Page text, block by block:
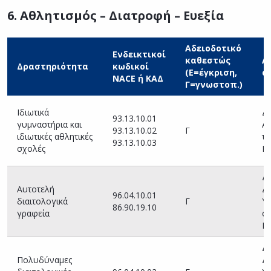
6. Αθλητισμός – Διατροφή – Ευεξία
Δραστηριότητα
Ενδεικτικοί
κωδικοί
NACE ή ΚΑΔ
Αδειοδοτικό
καθεστώς
(Ε=έγκριση,
Γ=γνωστοπ.)
Ιδιωτικά
γυμναστήρια και
ιδιωτικές αθλητικές
σχολές
93.13.10.01
93.13.10.02
93.13.10.03
Γ
Αυτοτελή
διαιτολογικά
γραφεία
96.04.10.01
86.90.19.10
Γ
Πολυδύναμες